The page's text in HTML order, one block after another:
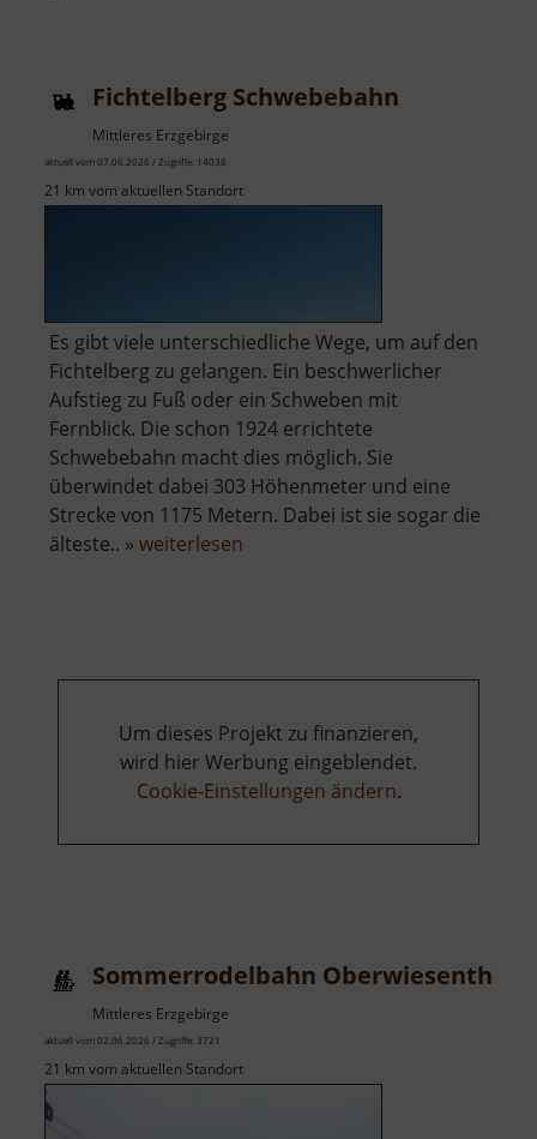
Fichtelberg Schwebebahn
Mittleres Erzgebirge
aktuell vom 07.06.2026 / Zugriffe: 14038
21 km vom aktuellen Standort
Es gibt viele unterschiedliche Wege, um auf den
Fichtelberg zu gelangen. Ein beschwerlicher
Aufstieg zu Fuß oder ein Schweben mit
Fernblick. Die schon 1924 errichtete
Schwebebahn macht dies möglich. Sie
überwindet dabei 303 Höhenmeter und eine
Strecke von 1175 Metern. Dabei ist sie sogar die
älteste.. » weiterlesen
Um dieses Projekt zu finanzieren,
wird hier Werbung eingeblendet.
Cookie-Einstellungen ändern.
Sommerrodelbahn Oberwiesenthal
Mittleres Erzgebirge
aktuell vom 02.06.2026 / Zugriffe: 3721
21 km vom aktuellen Standort